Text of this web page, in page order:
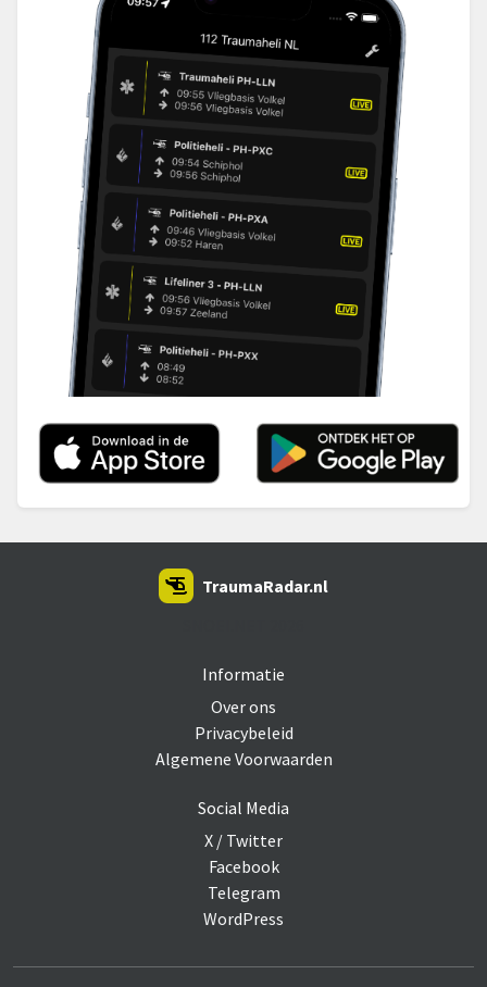
Informatie
Over ons
Privacybeleid
Algemene Voorwaarden
Social Media
X / Twitter
Facebook
Telegram
WordPress
TraumaRadar.nl